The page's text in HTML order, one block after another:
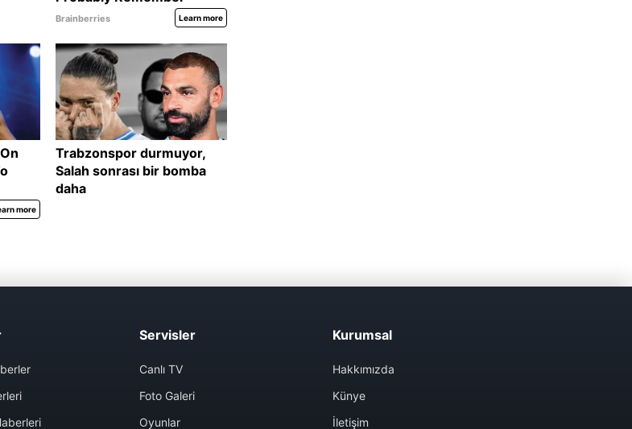
Servisler
Canlı TV
Foto Galeri
Oyunlar
Kurumsal
Hakkımızda
Künye
İletişim